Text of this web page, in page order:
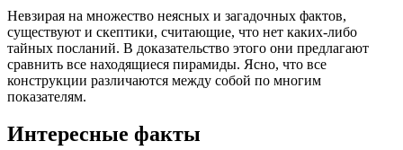
Невзирая на множество неясных и загадочных фактов,
существуют и скептики, считающие, что нет каких-либо
тайных посланий. В доказательство этого они предлагают
сравнить все находящиеся пирамиды. Ясно, что все
конструкции различаются между собой по многим
показателям.
Интересные факты